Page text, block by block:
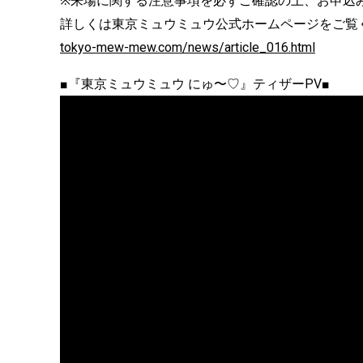
詳しくは東京ミュウミュウ公式ホームページをご覧
tokyo-mew-mew.com/news/article_016.html
■『東京ミュウミュウ にゅ〜♡』ティザーPV■